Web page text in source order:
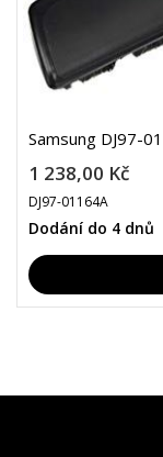
Samsung DJ97-
1 238,00 Kč
DJ97-01164A
Dodání do 4 dnů